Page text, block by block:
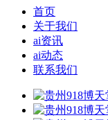
首页
关于我们
ai资讯
ai动态
联系我们